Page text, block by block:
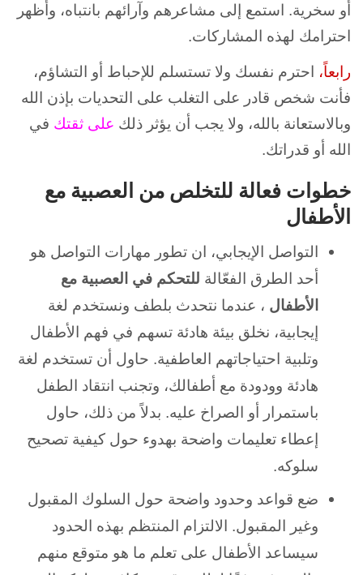
أو سخرية. استمع إلى مشاعرهم وآرائهم بانتباه، وأظهر
احترامك لهذه المشاركات.
رابعاً، احترم نفسك ولا تستسلم للإحباط أو التشاؤم،
فأنت شخص قادر على التغلب على التحديات بإذن الله
وبالاستعانة بالله، ولا يجب أن يؤثر ذلك على ثقتك في
الله أو قدراتك.
خطوات فعالة للتخلص من العصبية مع
الأطفال
التواصل الإيجابي، ان تطور مهارات التواصل هو
أحد الطرق الفعّالة للتحكم في العصبية مع
الأطفال ، عندما نتحدث بلطف ونستخدم لغة
إيجابية، نخلق بيئة هادئة تسهم في فهم الأطفال
وتلبية احتياجاتهم العاطفية. حاول أن تستخدم لغة
هادئة وودودة مع أطفالك، وتجنب انتقاد الطفل
باستمرار أو الصراخ عليه. بدلاً من ذلك، حاول
إعطاء تعليمات واضحة بهدوء حول كيفية تصحيح
سلوكه.
ضع قواعد وحدود واضحة حول السلوك المقبول
وغير المقبول. الالتزام المنتظم بهذه الحدود
سيساعد الأطفال على تعلم ما هو متوقع منهم